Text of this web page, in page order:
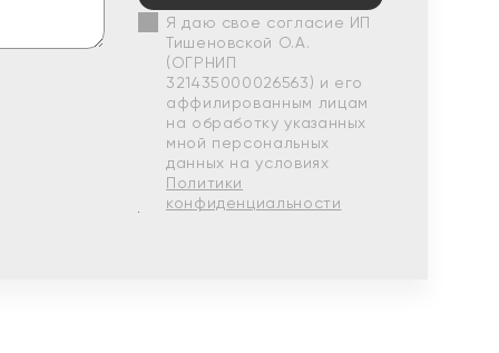
Я даю свое согласие ИП
Тишеновской О.А.
(ОГРНИП
321435000026563) и его
аффилированным лицам
на обработку указанных
мной персональных
данных на условиях
Политики
конфиденциальности